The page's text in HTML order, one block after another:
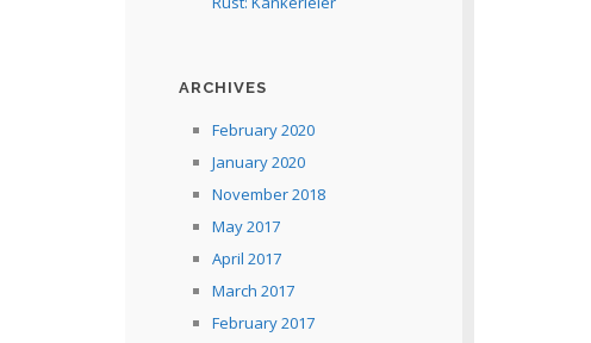
ARCHIVES
February 2020
January 2020
November 2018
May 2017
April 2017
March 2017
February 2017